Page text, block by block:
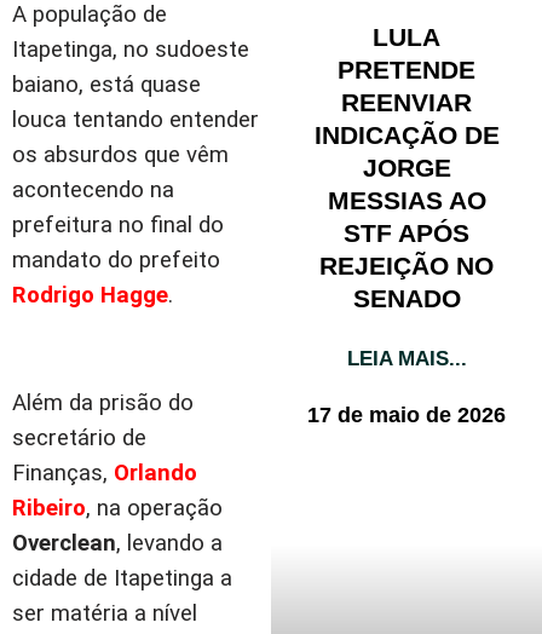
A população de
Itapetinga, no sudoeste
baiano, está quase
louca tentando entender
os absurdos que vêm
acontecendo na
prefeitura no final do
mandato do prefeito
Rodrigo Hagge.
Além da prisão do
secretário de
Finanças, Orlando
Ribeiro, na operação
Overclean, levando a
cidade de Itapetinga a
ser matéria a nível
LULA
PRETENDE
REENVIAR
INDICAÇÃO DE
JORGE
MESSIAS AO
STF APÓS
REJEIÇÃO NO
SENADO
LEIA MAIS...
17 de maio de 2026